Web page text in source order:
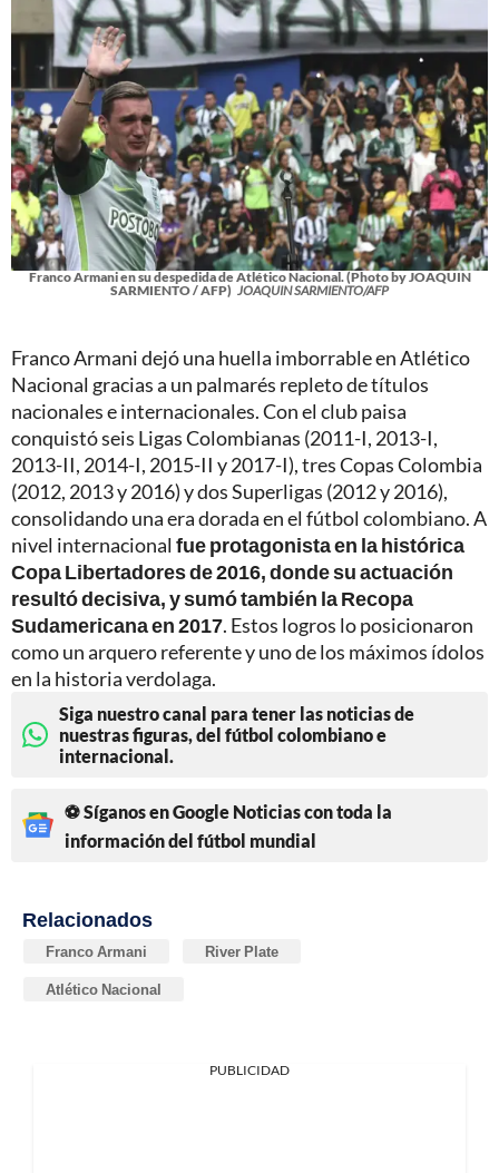
Franco Armani en su despedida de Atlético Nacional. (Photo by JOAQUIN
SARMIENTO / AFP) JOAQUIN SARMIENTO/AFP
Franco Armani dejó una huella imborrable en Atlético
Nacional gracias a un palmarés repleto de títulos
nacionales e internacionales. Con el club paisa
conquistó seis Ligas Colombianas (2011-I, 2013-I,
2013-II, 2014-I, 2015-II y 2017-I), tres Copas Colombia
(2012, 2013 y 2016) y dos Superligas (2012 y 2016),
consolidando una era dorada en el fútbol colombiano. A
nivel internacional fue protagonista en la histórica
Copa Libertadores de 2016, donde su actuación
resultó decisiva, y sumó también la Recopa
Sudamericana en 2017. Estos logros lo posicionaron
como un arquero referente y uno de los máximos ídolos
en la historia verdolaga.
Siga nuestro canal para tener las noticias de
nuestras figuras, del fútbol colombiano e
internacional.
⚽ Síganos en Google Noticias con toda la
información del fútbol mundial
Relacionados
Franco Armani River Plate
Atlético Nacional
PUBLICIDAD